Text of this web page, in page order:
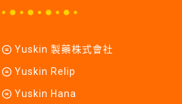
Yuskin 製藥株式會社
Yuskin Relip
Yuskin Hana